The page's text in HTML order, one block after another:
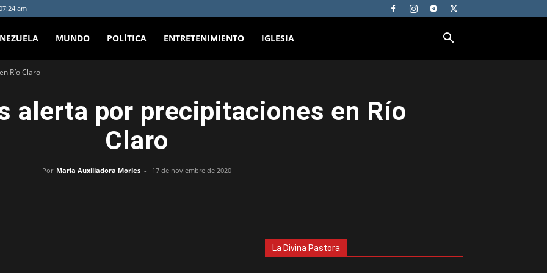
am
MUNDO POLÍTICA ENTRETENIMIENTO IGLESIA
Río Claro
alerta por precipitaciones en Río
Claro
Por María Auxiliadora Morles - 17 de noviembre de 2020
La Divina Pastora